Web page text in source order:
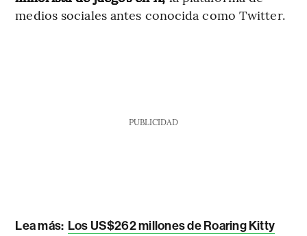
medios sociales antes conocida como Twitter.
PUBLICIDAD
Lea más: Los US$262 millones de Roaring Kitty